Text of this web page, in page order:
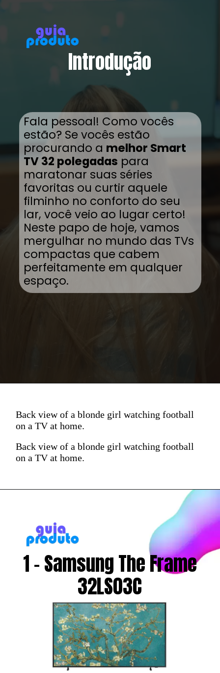
Introdução
Fala pessoal! Como vocês
estão? Se vocês estão
procurando a melhor Smart
TV 32 polegadas para
maratonar suas séries
favoritas ou curtir aquele
filminho no conforto do seu
lar, você veio ao lugar certo!
Neste papo de hoje, vamos
mergulhar no mundo das TVs
compactas que cabem
perfeitamente em qualquer
espaço.
Back view of a blonde girl watching football
on a TV at home.
Back view of a blonde girl watching football
on a TV at home.
1 - Samsung The Frame
32LS03C